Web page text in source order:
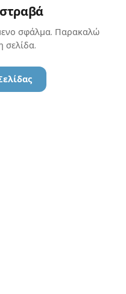
σφάλμα. Παρακαλώ
σελίδα.